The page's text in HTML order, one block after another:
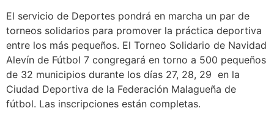
El servicio de Deportes pondrá en marcha un par de
torneos solidarios para promover la práctica deportiva
entre los más pequeños. El Torneo Solidario de Navidad
Alevín de Fútbol 7 congregará en torno a 500 pequeños
de 32 municipios durante los días 27, 28, 29 en la
Ciudad Deportiva de la Federación Malagueña de
fútbol. Las inscripciones están completas.